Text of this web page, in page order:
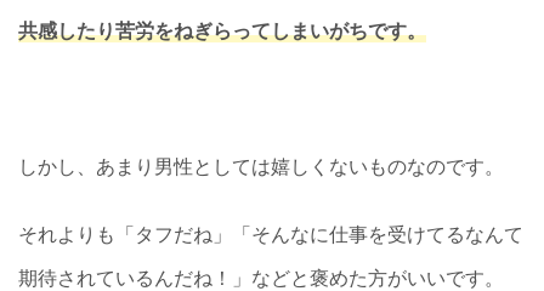
共感したり苦労をねぎらってしまいがちです。
しかし、あまり男性としては嬉しくないものなのです。
それよりも「タフだね」「そんなに仕事を受けてるなんて
期待されているんだね！」などと褒めた方がいいです。